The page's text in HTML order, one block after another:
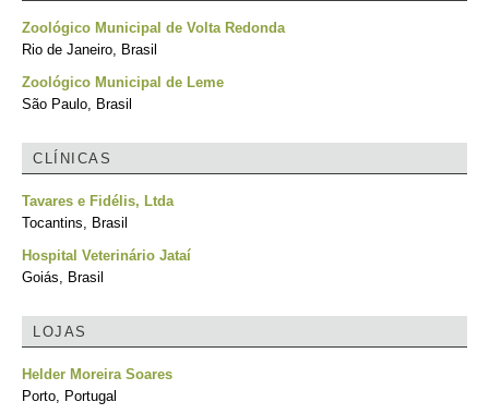
Zoológico Municipal de Volta Redonda
Rio de Janeiro, Brasil
Zoológico Municipal de Leme
São Paulo, Brasil
CLÍNICAS
Tavares e Fidélis, Ltda
Tocantins, Brasil
Hospital Veterinário Jataí
Goiás, Brasil
LOJAS
Helder Moreira Soares
Porto, Portugal